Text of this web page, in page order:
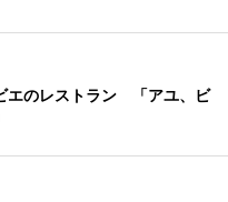
エのレストラン 「アユ、ビ